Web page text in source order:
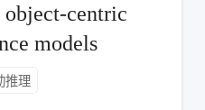
centric
models
推理